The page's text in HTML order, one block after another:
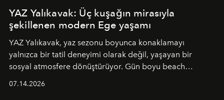
YAZ Yalıkavak: Üç kuşağın mirasıyla
şekillenen modern Ege yaşamı
YAZ Yalıkavak, yaz sezonu boyunca konaklamayı
yalnızca bir tatil deneyimi olarak değil, yaşayan bir
sosyal atmosfere dönüştürüyor. Gün boyu beach
07.14.2026